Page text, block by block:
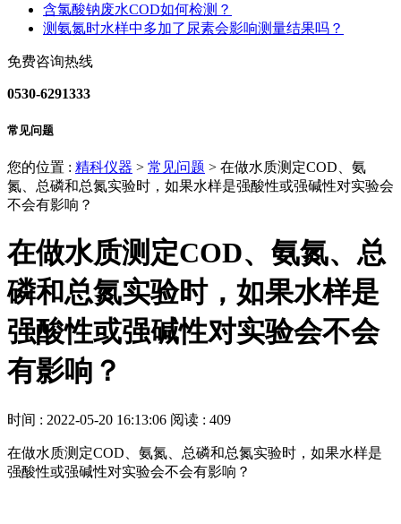
含氯酸钠废水COD如何检测？
测氨氮时水样中多加了尿素会影响测量结果吗？
免费咨询热线
0530-6291333
常见问题
您的位置 : 精科仪器 > 常见问题 > ​在做水质测定COD、氨
氮、总磷和总氮实验时，如果水样是强酸性或强碱性对实验会
不会有影响？
​在做水质测定COD、氨氮、总
磷和总氮实验时，如果水样是
强酸性或强碱性对实验会不会
有影响？
时间 : 2022-05-20 16:13:06 阅读 : 409
在做水质测定COD、氨氮、总磷和总氮实验时，如果水样是
强酸性或强碱性对实验会不会有影响？